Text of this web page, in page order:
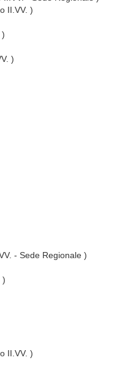
II.VV. )
)
)
- Sede Regionale )
)
II.VV. )